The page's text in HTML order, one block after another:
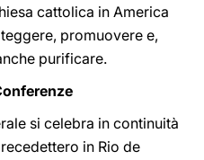
cattolica in America
promuovere e,
purificare.
si celebra in continuità
in Rio de